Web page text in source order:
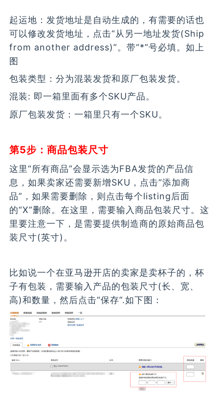
起运地：发货地址是自动生成的，有需要的话也
可以修改发货地址，点击“从另一地址发货(Ship
from another address)”。带“*”号必填。如上
图
包装类型：分为混装发货和原厂包装发货。
混装: 即一箱里面有多个SKU产品。
原厂包装发货：一箱里只有一个SKU。
第5步：商品包装尺寸
这里“所有商品”会显示选为FBA发货的产品信
息，如果卖家还需要新增SKU，点击“添加商
品”，如果需要删除，则点击每个listing后面
的“X”删除。在这里，需要输入商品包装尺寸。这
里要注意一下，是需要提供制造商的原始商品包
装尺寸(英寸)。
比如说一个在亚马逊开店的卖家是卖杯子的，杯
子有包装，需要输入产品的包装尺寸(长、宽、
高)和数量，然后点击“保存”.如下图：